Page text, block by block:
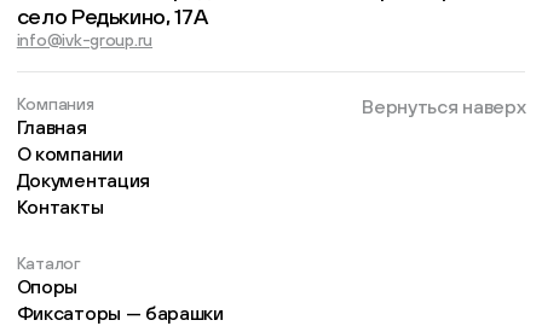
село Редькино, 17А
info@ivk-group.ru
Компания
Главная
О компании
Документация
Контакты
Каталог
Опоры
Фиксаторы — барашки
Вернуться наверх